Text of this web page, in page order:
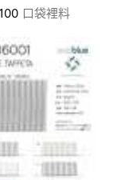
口袋裡料